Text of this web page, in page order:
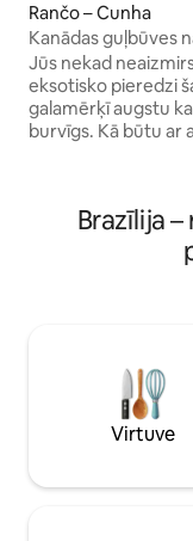
Rančo – Cunha
Kanādas guļbūves
200m²
Jūs nekad
eksotisko pieredzi
galamērķī augstu
burvīgs. Kā būtu ar atpūtu burbuļvannā
apbūvētas platības:
platības un 110 m²
stāvs: liela
Brazīlija
Virtuve